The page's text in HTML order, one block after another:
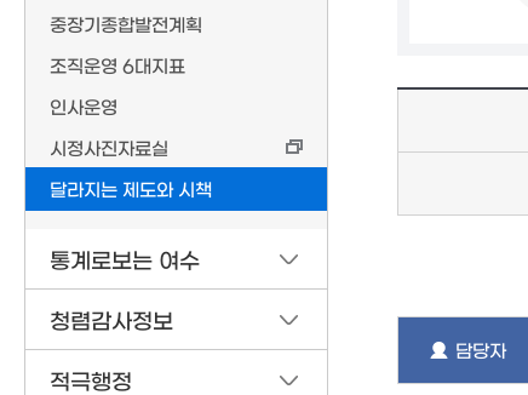
중장기종합발전계획
조직운영 6대지표
인사운영
시정사진자료실
달라지는 제도와 시책
통계로보는 여수
청렴감사정보
적극행정
담당자